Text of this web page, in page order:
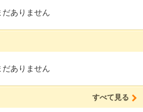
ありません
ありません
すべて見る